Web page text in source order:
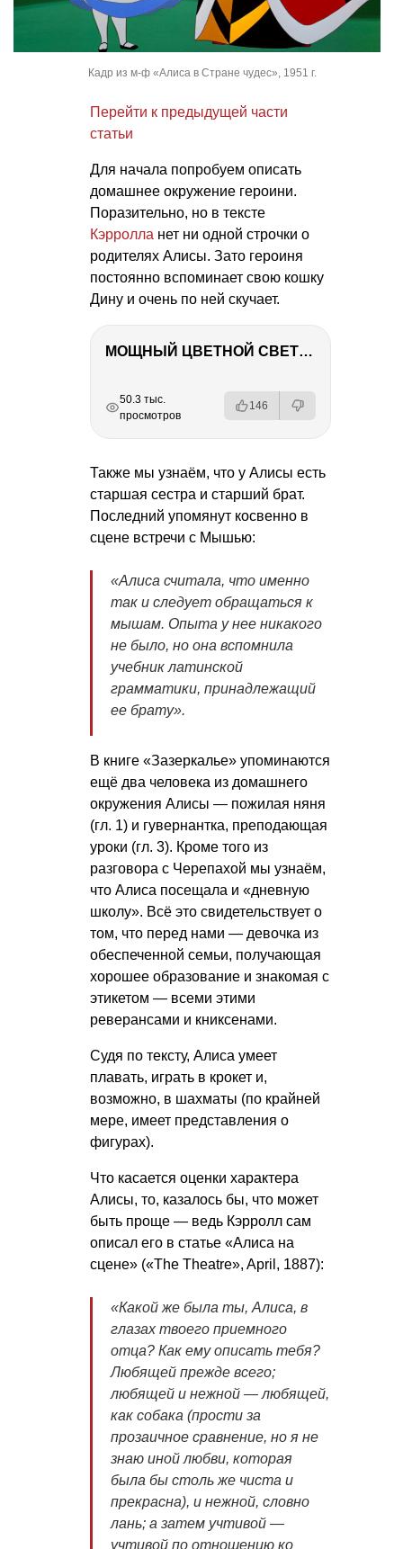
Кадр из м-ф «Алиса в Стране чудес», 1951 г.
Перейти к предыдущей части
статьи
Для начала попробуем описать
домашнее окружение героини.
Поразительно, но в тексте
Кэрролла нет ни одной строчки о
родителях Алисы. Зато героиня
постоянно вспоминает свою кошку
Дину и очень по ней скучает.
МОЩНЫЙ ЦВЕТНОЙ СВЕТ – NANLITE FC-500C
РЕКЛАМА
РЕКЛАМА
РЕКЛАМА
РЕКЛАМА
50.3 тыс.
просмотров
146
Также мы узнаём, что у Алисы есть
старшая сестра и старший брат.
Последний упомянут косвенно в
сцене встречи с Мышью:
«Алиса считала, что именно
так и следует обращаться к
мышам. Опыта у нее никакого
не было, но она вспомнила
учебник латинской
грамматики, принадлежащий
ее брату».
В книге «Зазеркалье» упоминаются
ещё два человека из домашнего
окружения Алисы — пожилая няня
(гл. 1) и гувернантка, преподающая
уроки (гл. 3). Кроме того из
разговора с Черепахой мы узнаём,
что Алиса посещала и «дневную
школу». Всё это свидетельствует о
том, что перед нами — девочка из
обеспеченной семьи, получающая
хорошее образование и знакомая с
этикетом — всеми этими
реверансами и книксенами.
Судя по тексту, Алиса умеет
плавать, играть в крокет и,
возможно, в шахматы (по крайней
мере, имеет представления о
фигурах).
Что касается оценки характера
Алисы, то, казалось бы, что может
быть проще — ведь Кэрролл сам
описал его в статье «Алиса на
сцене» («The Theatre», April, 1887):
«Какой же была ты, Алиса, в
глазах твоего приемного
отца? Как ему описать тебя?
Любящей прежде всего;
любящей и нежной — любящей,
как собака (прости за
прозаичное сравнение, но я не
знаю иной любви, которая
была бы столь же чиста и
прекрасна), и нежной, словно
лань; а затем учтивой —
учтивой по отношению ко